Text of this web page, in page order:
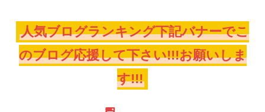
人気ブログランキング下記バナーでこ
のブログ応援して下さい!!!お願いしま
す!!!